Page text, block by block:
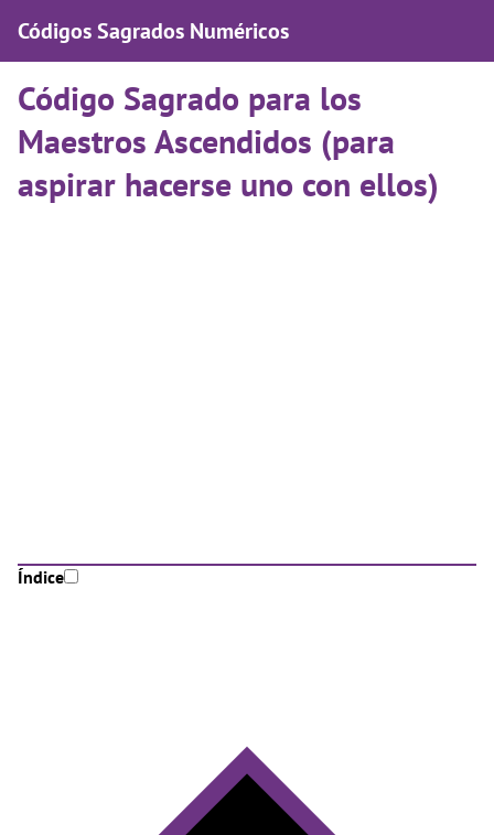
Códigos Sagrados Numéricos
Código Sagrado para los
Maestros Ascendidos (para
aspirar hacerse uno con ellos)
Índice